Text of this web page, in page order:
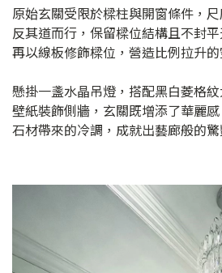
原始玄關受限於樑柱與開窗條件，
反其道而行，保留樑位結構且不封
再以線板修飾樑位，營造比例拉升的
懸掛一盞水晶吊燈，搭配黑白菱格
壁紙裝飾側牆，玄關既增添了華麗
石材帶來的冷調，成就出藝廊般的驚